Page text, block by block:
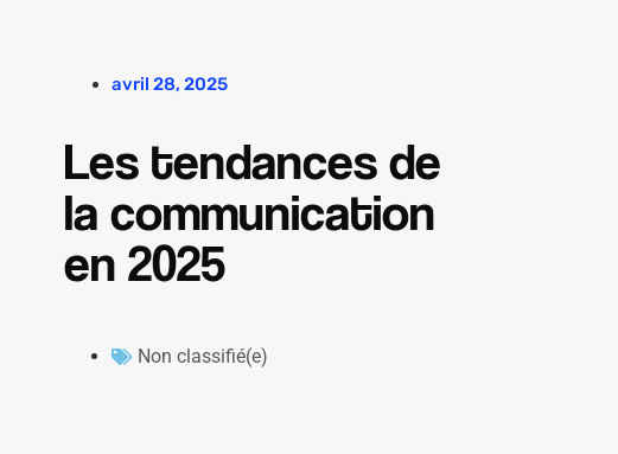
avril 28, 2025
Les tendances de
la communication
en 2025
Non classifié(e)